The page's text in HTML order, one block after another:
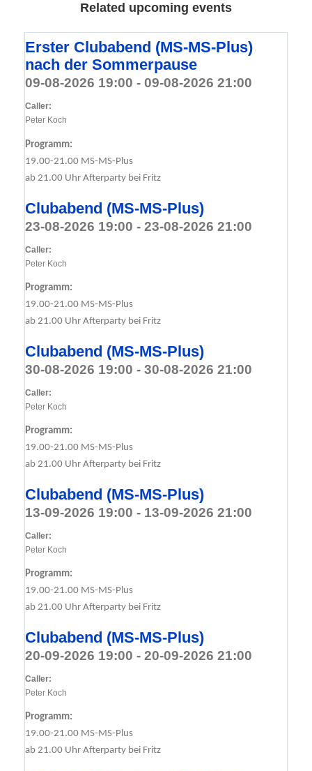
Related upcoming events
Erster Clubabend (MS-MS-Plus)
nach der Sommerpause
09-08-2026 19:00 - 09-08-2026 21:00
Caller:
Peter Koch
Programm:
19.00-21.00 MS-MS-Plus
ab 21.00 Uhr Afterparty bei Fritz
Clubabend (MS-MS-Plus)
23-08-2026 19:00 - 23-08-2026 21:00
Caller:
Peter Koch
Programm:
19.00-21.00 MS-MS-Plus
ab 21.00 Uhr Afterparty bei Fritz
Clubabend (MS-MS-Plus)
30-08-2026 19:00 - 30-08-2026 21:00
Caller:
Peter Koch
Programm:
19.00-21.00 MS-MS-Plus
ab 21.00 Uhr Afterparty bei Fritz
Clubabend (MS-MS-Plus)
13-09-2026 19:00 - 13-09-2026 21:00
Caller:
Peter Koch
Programm:
19.00-21.00 MS-MS-Plus
ab 21.00 Uhr Afterparty bei Fritz
Clubabend (MS-MS-Plus)
20-09-2026 19:00 - 20-09-2026 21:00
Caller:
Peter Koch
Programm:
19.00-21.00 MS-MS-Plus
ab 21.00 Uhr Afterparty bei Fritz